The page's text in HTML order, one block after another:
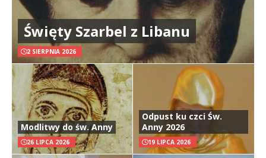
Święty Szarbel z Libanu
2 SIERPNIA 2026
Modlitwy do św. Anny
26 LIPCA 2026
Odpust ku czci Św.
Anny 2026
19 LIPCA 2026